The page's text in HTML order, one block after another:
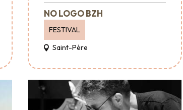
NO LOGO BZH
FESTIVAL
Saint-Père